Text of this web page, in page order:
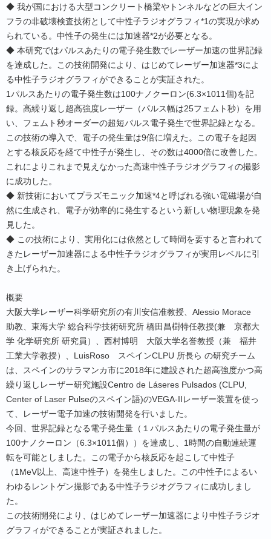
◆ 我が国における大型コンクリート橋梁やトンネルなどの巨大イン
フラの非破壊検査技術として中性子ラジオグラフィ*1の実現が求め
られている。中性子の発生には加速器*2が必要となる。
◆ 本研究ではパルスあたりの電子発生数でレーザー加速の世界記録
を達成した。この技術開発により、はじめてレーザー加速器*3によ
る中性子ラジオグラフィができることが実証された。
1パルスあたりの電子発生数は100ナノクーロン(6.3×1011個)を記
録。高繰り返し超高強度レーザー（パルス幅は25フェムト秒）を用
い、フェムト秒オーダーの超短パルス電子発生で世界記録となる。
この技術の導入で、電子の発生量は9倍に増えた。この電子を起因
とする核反応を経て中性子が発生し、その数は4000倍に改善した。
これによりこれまで見えなかった高速中性子ラジオグラフィの撮影
に成功した。
◆ 新技術においてプラズモニック加速*4と呼ばれる強い電磁場が自
然に生成され、電子が効率的に発生するという新しい物理現象を発
見した。
◆ この技術により、実用化には依然として時間を要すると言われて
きたレーザー加速器による中性子ラジオグラフィが実用レベルに引
き上げられた。
概要
大阪大学レーザー科学研究所の有川安信准教授、Alessio Morace
助教、東海大学 総合科学技術研究所 橋田昌樹特任教授(兼 京都大
学 化学研究所 研究員）、西村博明 大阪大学名誉教授（兼 福井
工業大学教授）、LuisRoso スペインCLPU 所長ら の研究チーム
は、スペインのサラマンカ市に2018年に建設された超高強度かつ高
繰り返しレーザー研究施設Centro de Láseres Pulsados (CLPU,
Center of Laser Pulseのスペイン語)のVEGA-IIレーザー装置を使っ
て、レーザー電子加速の技術開発を行いました。
今回、世界記録となる電子発生量（１パルスあたりの電子発生量が
100ナノクーロン（6.3×1011個））を達成し、1時間の自動連続運
転を可能としました。この電子から核反応を起こして中性子
（1MeV以上、高速中性子）を発生しました。この中性子によるい
わゆるレントゲン撮影である中性子ラジオグラフィに成功しまし
た。
この技術開発により、はじめてレーザー加速器により中性子ラジオ
グラフィができることが実証されました。